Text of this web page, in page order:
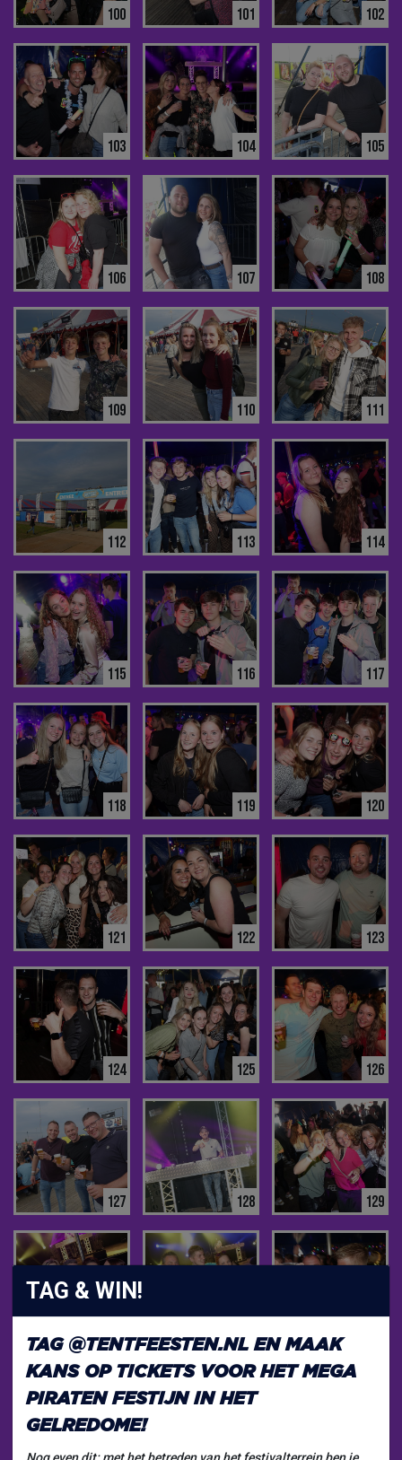
100 101 102
103 104 105
106 107 108
109 110 111
112 113 114
115 116 117
118 119 120
121 122 123
124 125 126
127 128 129
130 131
TAG & WIN!
TAG @TENTFEESTEN.NL EN MAAK
KANS OP TICKETS VOOR HETMEGA
PIRATEN FESTIJNIN HET
GELREDOME!